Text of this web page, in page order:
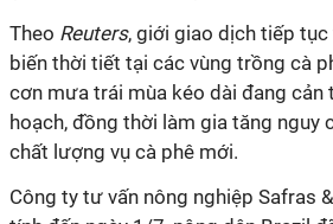
Theo Reuters, giới giao dịch tiếp
biến thời tiết tại các vùng trồng cà
cơn mưa trái mùa kéo dài đang cản
hoạch, đồng thời làm gia tăng nguy
chất lượng vụ cà phê mới.
Công ty tư vấn nông nghiệp Safras